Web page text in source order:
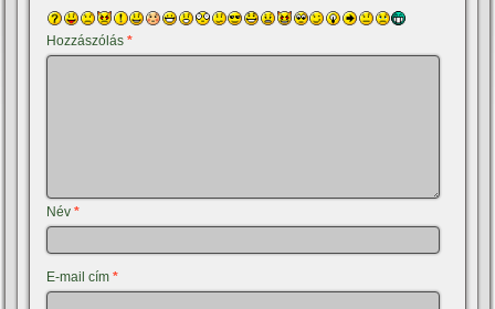
Hozzászólás*
Név*
E-mail cím*